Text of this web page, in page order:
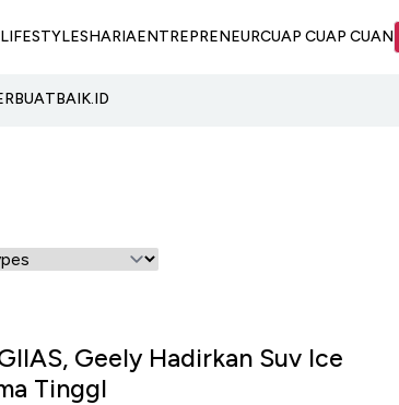
LIFESTYLESHARIAENTREPRENEURCUAP CUAP CUAN
Geely Hadirkan Suv Ice
TinggI